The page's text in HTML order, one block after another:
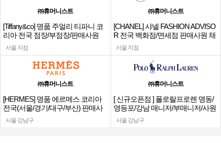
㈜휴머니스트
[Tiffany&co] 명품 주얼리 티파니 코
리아 전국 점장/부점장/판매사원
서울 지점
㈜휴머니스트
[CHANEL] 샤넬 FASHION ADVISO
R 전국 백화점/면세점 판매사원 채
용
서울 지점
㈜휴머니스트
[HERMES] 명품 에르메스 코리아
전국(서울/경기/대구/부산) 판매사
원
서울 강남구
㈜휴머니스트
[ 신규오픈점 ] 폴로랄프로렌 명동/
영등포/강남 매니저/부매니저/사원
서울 강남구